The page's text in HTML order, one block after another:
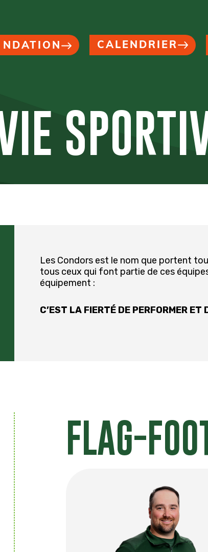
CALENDRIER
Les Condors est le nom que portent
tous ceux qui font partie de ces
équipement :
C’EST LA FIERTÉ DE PERFORMER ET
FLAG-